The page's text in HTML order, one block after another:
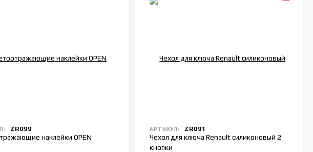
ZR099
наклейки OPEN
АРТИКУЛ: ZR091
Чехол для ключа Renault силиконовый 2
кнопки